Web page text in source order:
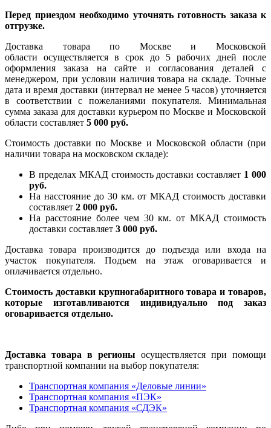
Перед приездом необходимо уточнять готовность заказа к
отгрузке.
Доставка товара по Москве и Московской
области осуществляется в срок до 5 рабочих дней после
оформления заказа на сайте и согласования деталей с
менеджером, при условии наличия товара на складе. Точные
дата и время доставки (интервал не менее 5 часов) уточняется
в соответствии с пожеланиями покупателя. Минимальная
сумма заказа для доставки курьером по Москве и Московской
области составляет 5 000 руб.
Стоимость доставки по Москве и Московской области (при
наличии товара на московском складе):
В пределах МКАД стоимость доставки составляет 1 000
руб.
На насcтояние до 30 км. от МКАД стоимость доставки
составляет 2 000 руб.
На расстояние более чем 30 км. от МКАД стоимость
доставки составляет 3 000 руб.
Доставка товара производится до подъезда или входа на
участок покупателя. Подъем на этаж оговаривается и
оплачивается отдельно.
Стоимость доставки крупногабаритного товара и товаров,
которые изготавливаются индивидуально под заказ
оговаривается отдельно.
Доставка товара в регионы осуществляется при помощи
транспортной компании на выбор покупателя:
Транспортная компания «Деловые линии»
Транспортная компания «ПЭК»
Транспортная компания «СДЭК»